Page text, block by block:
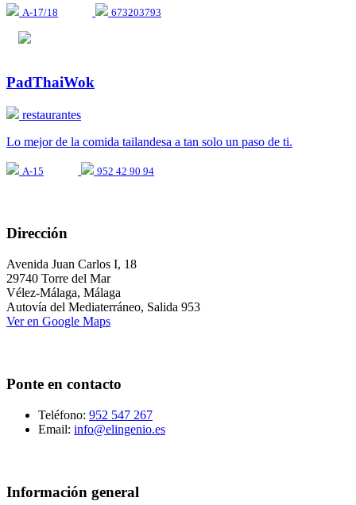
A-17/18 673203793
PadThaiWok
restaurantes
Lo mejor de la comida tailandesa a tan solo un paso de ti.
A-15 952 42 90 94
Dirección
Avenida Juan Carlos I, 18
29740 Torre del Mar
Vélez-Málaga, Málaga
Autovía del Mediaterráneo, Salida 953
Ver en Google Maps
Ponte en contacto
Teléfono: 952 547 267
Email: info@elingenio.es
Información general